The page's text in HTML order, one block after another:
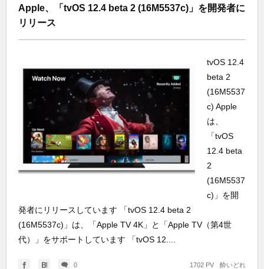
Apple、「tvOS 12.4 beta 2 (16M5537c)」を開発者に
リリース
tvOS 12.4
beta 2
(16M5537
c) Apple
は、
「tvOS
12.4 beta
2
(16M5537
c)」を開
発者にリリースしています 「tvOS 12.4 beta 2
(16M5537c)」は、「Apple TV 4K」と「Apple TV（第4世
代）」をサポートしています 「tvOS 12....
0 酔いどれ
1702 PV